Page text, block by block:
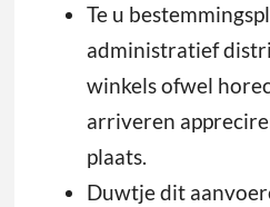
Te u
administratief
winkels ofwel
arriveren
plaats.
Duwtje dit